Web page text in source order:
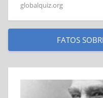
globalquiz.org
FATOS